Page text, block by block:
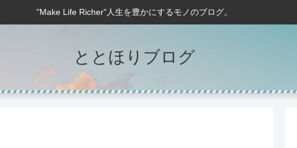
"Make Life Richer"人生を豊かにするモノのブログ。
ととほりブログ